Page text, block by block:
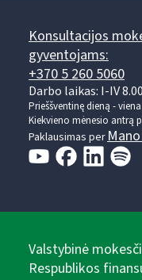
Konsultacijos
gyventojams:
+370 5 260 5060
Darbo laikas: I-IV
Prieššventinę dieną -
Kiekvieno mėnesio antrą
Paklausimas per
Valstybinė
Respublikos